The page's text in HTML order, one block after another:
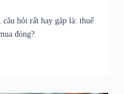
hỏi rất hay gặp là: thuế
đóng?